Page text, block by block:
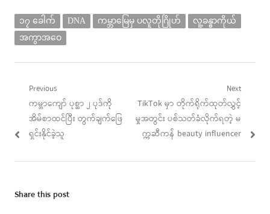
၁၇ ခေါက် DNA ကမ္ဘာမြေမှ ပလူတိုဂြိုဟ်
လူ့ခန္ဓာကိုယ်
အကွာအဝေ
Post
navigation
Previous
Previous
post:
ကမ္ဘာကျော် ပုစ္ဆာ ၂ ပုဒ်ကို
အိမ်စာထင်ပြီး တွက်ချက်ဖြေ
ရှင်းနိုင်ခဲ့သူ
Next
Next
post:
TikTok မှာ တိုက်ရိုက်ထုတ်လွှင့်
မှုအတွင်း ပစ်သတ်ခံလိုက်ရတဲ့ မ
က္ကဆီကန် beauty influencer
Share this post